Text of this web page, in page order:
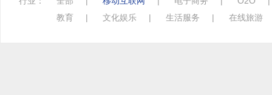
教育
| 文化娱乐 | 生活服务 | 在线旅游